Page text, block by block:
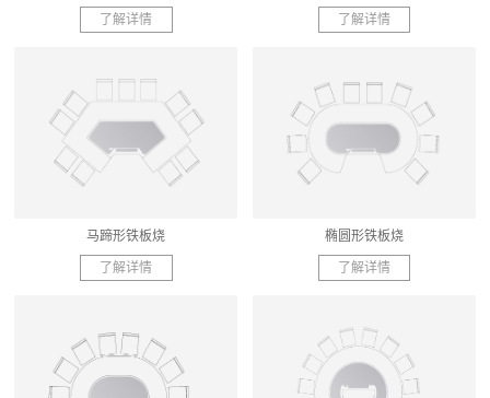
了解详情 了解详情
马蹄形铁板烧
了解详情
椭圆形铁板烧
了解详情